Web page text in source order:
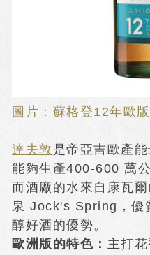
圖片： 蘇格登12年歐
達夫敦 是帝亞吉歐產
能夠生產400-600 萬公
而酒廠的水來自康瓦
泉 Jock's Spring，優
醇好酒的優勢。
歐洲版的特色： 主打